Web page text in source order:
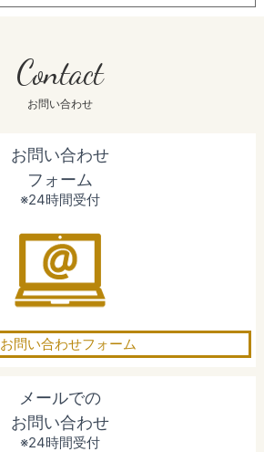
Contact
お問い合わせ
お問い合わせ
フォーム
※24時間受付
お問い合わせフォーム
メールでの
お問い合わせ
※24時間受付